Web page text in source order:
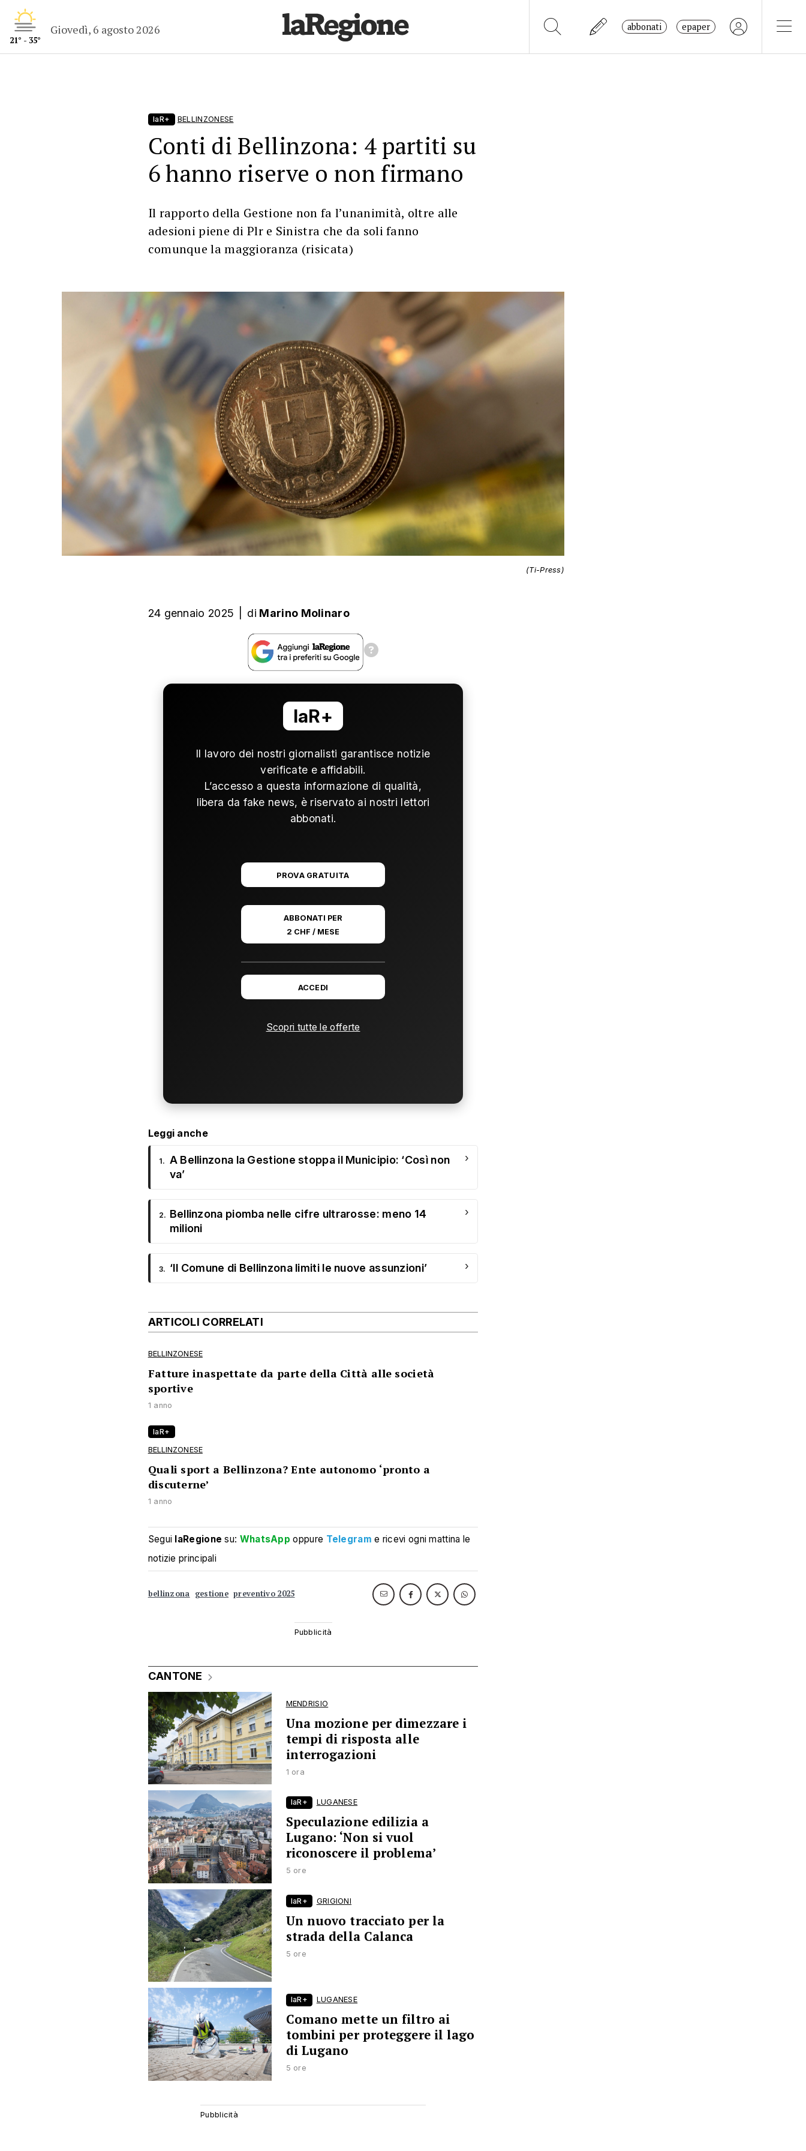
21° - 35°
Giovedì, 6 agosto 2026 abbonati epaper
laR+ BELLINZONESE
Conti di Bellinzona: 4 partiti su
6 hanno riserve o non firmano
Il rapporto della Gestione non fa l’unanimità, oltre alle
adesioni piene di Plr e Sinistra che da soli fanno
comunque la maggioranza (risicata)
(Ti-Press)
24 gennaio 2025 di Marino Molinaro
laR+
Il lavoro dei nostri giornalisti garantisce notizie
verificate e affidabili.
L’accesso a questa informazione di qualità,
libera da fake news, è riservato ai nostri lettori
abbonati.
PROVA GRATUITA
ABBONATI PER
2 CHF / MESE
ACCEDI
Scopri tutte le offerte
Leggi anche
1. A Bellinzona la Gestione stoppa il Municipio: ‘Così non
va’
›
2. Bellinzona piomba nelle cifre ultrarosse: meno 14
milioni
›
3. ‘Il Comune di Bellinzona limiti le nuove assunzioni’ ›
ARTICOLI CORRELATI
BELLINZONESE
Fatture inaspettate da parte della Città alle società
sportive
1 anno
laR+
BELLINZONESE
Quali sport a Bellinzona? Ente autonomo ‘pronto a
discuterne’
1 anno
Segui laRegione su: WhatsApp oppure Telegram e ricevi ogni mattina le
notizie principali
bellinzona gestione preventivo 2025
CANTONE
MENDRISIO
Una mozione per dimezzare i
tempi di risposta alle
interrogazioni
1 ora
laR+ LUGANESE
Speculazione edilizia a
Lugano: ‘Non si vuol
riconoscere il problema’
5 ore
laR+ GRIGIONI
Un nuovo tracciato per la
strada della Calanca
5 ore
laR+ LUGANESE
Comano mette un filtro ai
tombini per proteggere il lago
di Lugano
5 ore